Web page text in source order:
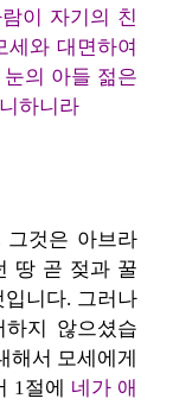
이 자기의 친
와 대면하여
의 아들 젊은
하니라
그것은 아브라
땅 곧 젖과 꿀
니다. 그러나
지 않으셨습
해서 모세에게
1절에 네가 애